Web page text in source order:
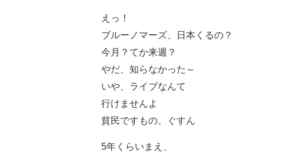
えっ！
ブルーノマーズ、日本くるの？
今月？てか来週？
やだ、知らなかった～
いや、ライブなんて
行けませんよ
貧民ですもの、ぐすん
5年くらいまえ、